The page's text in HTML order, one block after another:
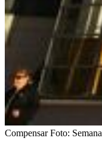
CompensarFoto: Semana